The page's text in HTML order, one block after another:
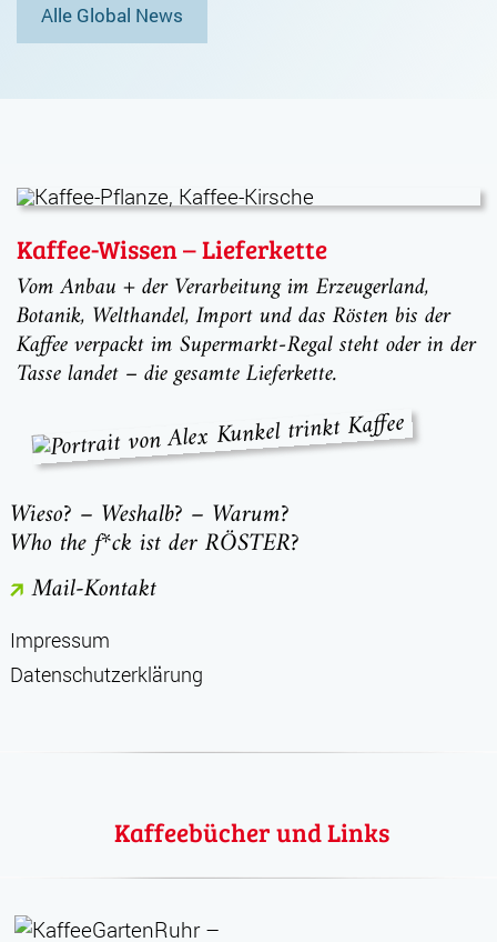
Alle Global News
Kaffee-Wissen – Lieferkette
Vom Anbau + der Verarbeitung im Erzeugerland,
Botanik, Welthandel, Import und das Rösten bis der
Kaffee verpackt im Supermarkt-Regal steht oder in der
Tasse landet – die gesamte Lieferkette.
Wieso? – Weshalb? – Warum?
Who the f*ck ist der RÖSTER?
Mail-Kontakt
Impressum
Datenschutzerklärung
Kaffeebücher und Links